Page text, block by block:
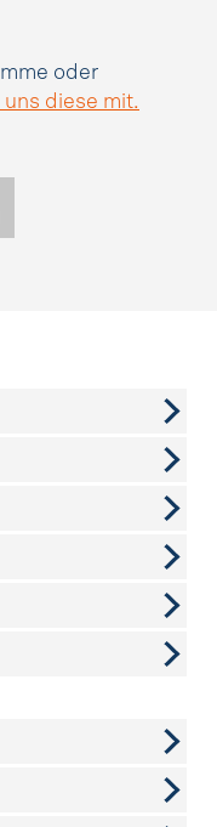
oder
uns diese mit.